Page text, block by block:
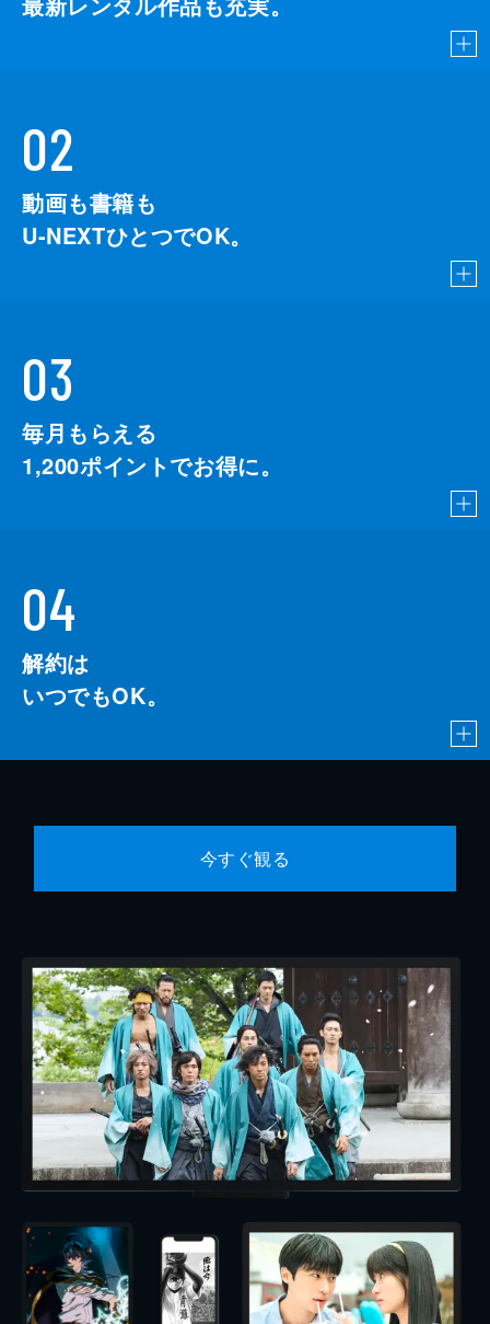
02
動画も書籍も
U-NEXTひとつでOK。
03
毎月もらえる
1,200ポイントでお得に。
04
解約は
いつでもOK。
今すぐ観る